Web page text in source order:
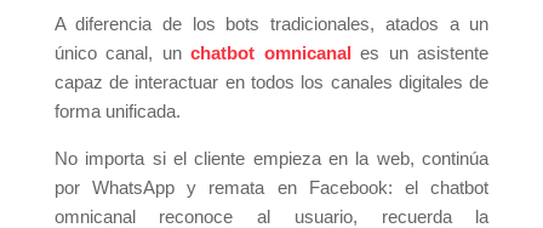
A diferencia de los bots tradicionales, atados a un
único canal, un chatbot omnicanal es un asistente
capaz de interactuar en todos los canales digitales de
forma unificada.
No importa si el cliente empieza en la web, continúa
por WhatsApp y remata en Facebook: el chatbot
omnicanal reconoce al usuario, recuerda la